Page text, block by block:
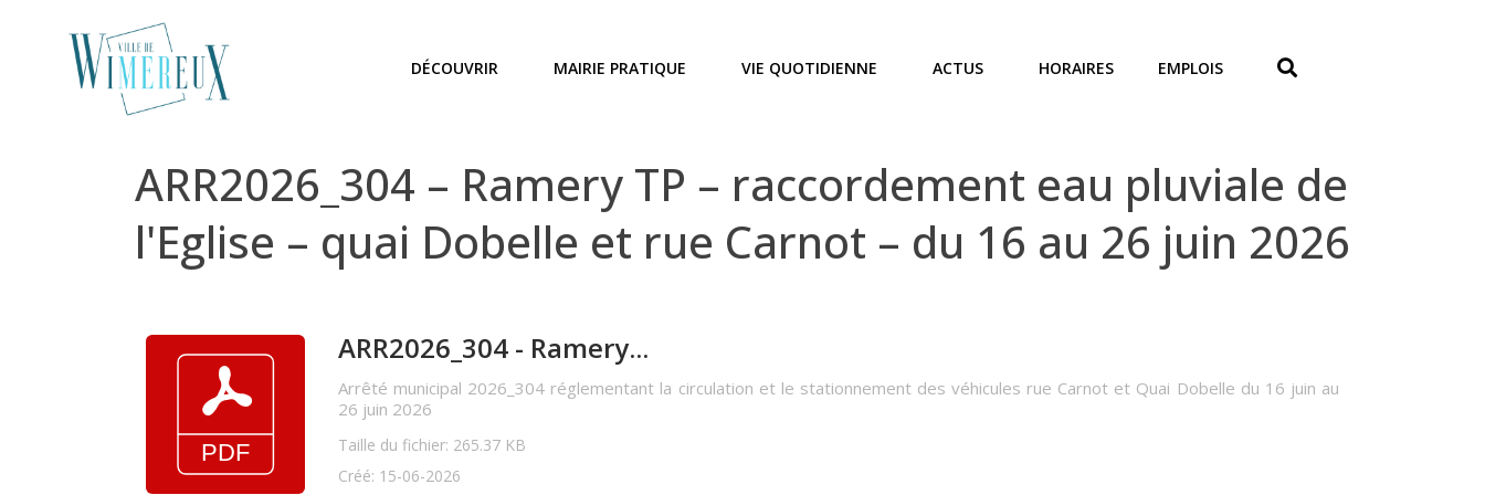
DÉCOUVRIR MAIRIE PRATIQUE VIE QUOTIDIENNE ACTUS HORAIRES EMPLOIS
ARR2026_304 – Ramery TP – raccordement eau pluviale de
l'Eglise – quai Dobelle et rue Carnot – du 16 au 26 juin 2026
ARR2026_304 - Ramery...
Arrêté municipal 2026_304 réglementant la circulation et le stationnement des véhicules rue Carnot et Quai Dobelle du 16 juin au
26 juin 2026
Taille du fichier: 265.37 KB
Créé: 15-06-2026